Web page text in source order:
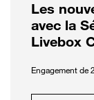
Les
avec la
Livebox
Engagement de